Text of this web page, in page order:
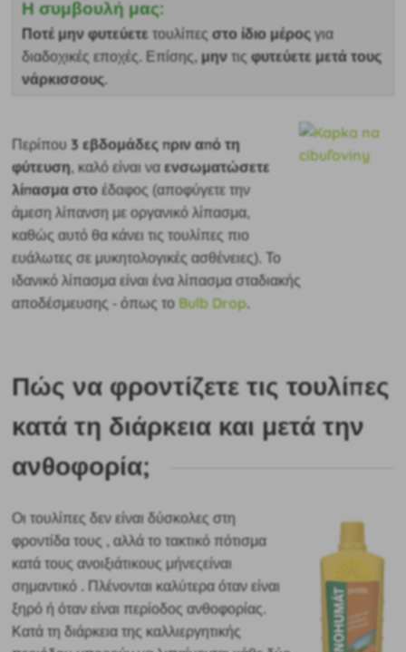
Η συμβουλή μας:
Ποτέ μην φυτεύετε τουλίπεςστο ίδιο μέρος για
διαδοχικές εποχές. Επίσης,μην τιςφυτεύετε μετά τους
νάρκισσους.
Περίπου 3 εβδομάδες πριν από τη
φύτευση, καλό είναι ναενσωματώσετε
λίπασμα στο έδαφος (αποφύγετε την
άμεση λίπανση με οργανικό λίπασμα,
καθώς αυτό θα κάνει τις τουλίπες πιο
ευάλωτες σε μυκητολογικές ασθένειες). Το
ιδανικό λίπασμα είναι ένα λίπασμα σταδιακής
αποδέσμευσης - όπως το Bulb Drop.
Πώς να φροντίζετε τις τουλίπες
κατά τη διάρκεια και μετά την
ανθοφορία;
Οι τουλίπες δεν είναι δύσκολες στη
φροντίδα τους , αλλά το τακτικό πότισμα
κατά τους ανοιξιάτικους μήνεςείναι
σημαντικό . Πλένονται καλύτερα όταν είναι
ξηρό ή όταν είναι περίοδος ανθοφορίας.
Κατά τη διάρκεια της καλλιεργητικής